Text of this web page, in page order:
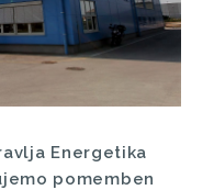
Energetika
pomemben